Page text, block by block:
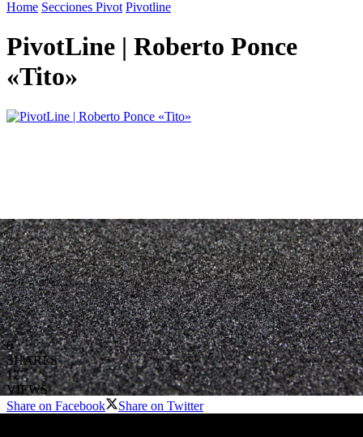
Home Secciones Pivot Pivotline
PivotLine | Roberto Ponce
«Tito»
0
SHARES
127
VIEWS
Share on Facebook
Share on Twitter